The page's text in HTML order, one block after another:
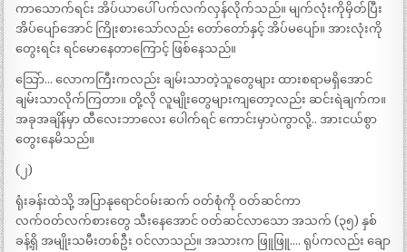
ကာသောက်ရင်း အိပ်ယာပေါ် ပက်လက်လှန်လိုက်သည်။ မျက်လုံးကိုမှိတ်ပြီး
အိပ်ပျော်အောင် ကြိုးစားသော်လည်း တော်တော်နှင့် အိပ်မပျော်။ အားလုံးကို
တွေးရင်း ရင်မောနေတာကြောင့် ဖြစ်နေသည်။
သြော်… လောကကြီးကလည်း ချမ်းသာတဲ့သူတွေများ ထားစရာမရှိအောင်
ချမ်းသာလိုက်ကြတာ။ တို့လို လူမျိုးတွေများကျတော့လည်း ဆင်းရဲချက်က။
အခုအချိန်မှာ ထီလေးဘာလေး ပေါက်ရင် ကောင်းမှာပဲကွာလို့.. အားငယ်စွာ
တွေးနေမိသည်။
(၂)
ရုံးခန်းထဲသို့ အပြာနုရောင်ဝမ်းဆက် ဝတ်စုံကို ဝတ်ဆင်ကာ
လက်ဝတ်လက်စားတွေ သီးနေအောင် ဝတ်ဆင်လာသော အသက် (၃၅) နှစ်
ခန့်ရှိ အမျိုးသမီးတစ်ဦး ဝင်လာသည်။ အသားက ဖြူဖြူ…. ရုပ်ကလည်း ချော